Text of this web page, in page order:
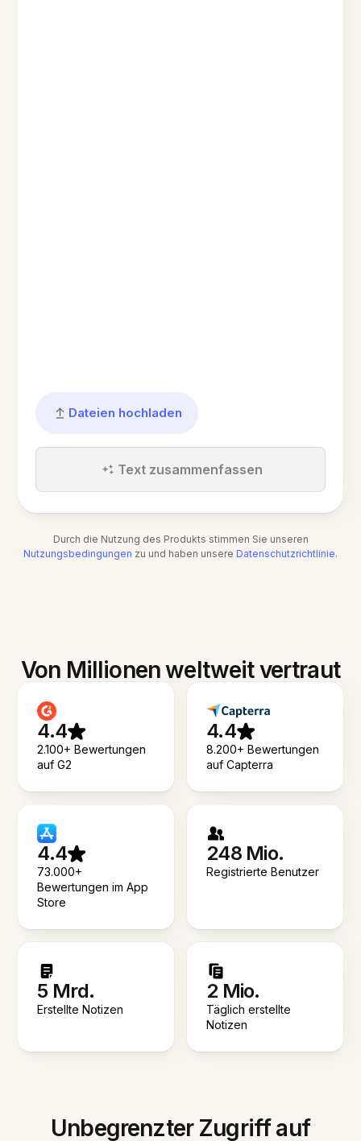
Dateien hochladen
Text zusammenfassen
Durch die Nutzung des Produkts stimmen Sie unseren
Nutzungsbedingungen zu und haben unsere Datenschutzrichtlinie.
Von Millionen weltweit vertraut
4.4
2.100+ Bewertungen
auf G2
4.4
8.200+ Bewertungen
auf Capterra
4.4
73.000+
Bewertungen im App
Store
248 Mio.
Registrierte Benutzer
5 Mrd.
Erstellte Notizen
2 Mio.
Täglich erstellte
Notizen
Unbegrenzter Zugriff auf